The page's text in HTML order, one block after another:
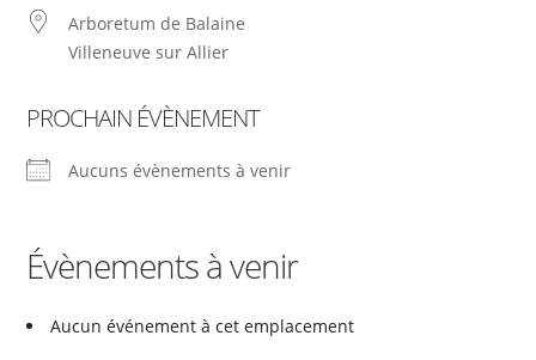
Arboretum de Balaine
Villeneuve sur Allier
PROCHAIN ÉVÈNEMENT
Aucuns évènements à venir
Évènements à venir
Aucun événement à cet emplacement